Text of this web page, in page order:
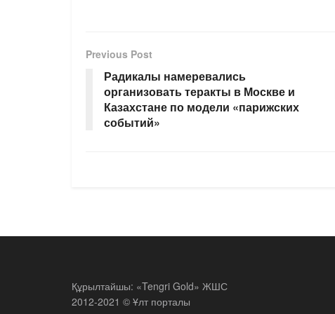
Previous Post
Радикалы намеревались
организовать теракты в Москве и
Казахстане по модели «парижских
событий»
Құрылтайшы: «Tengri Gold» ЖШС
2012-2021 © Ұлт порталы